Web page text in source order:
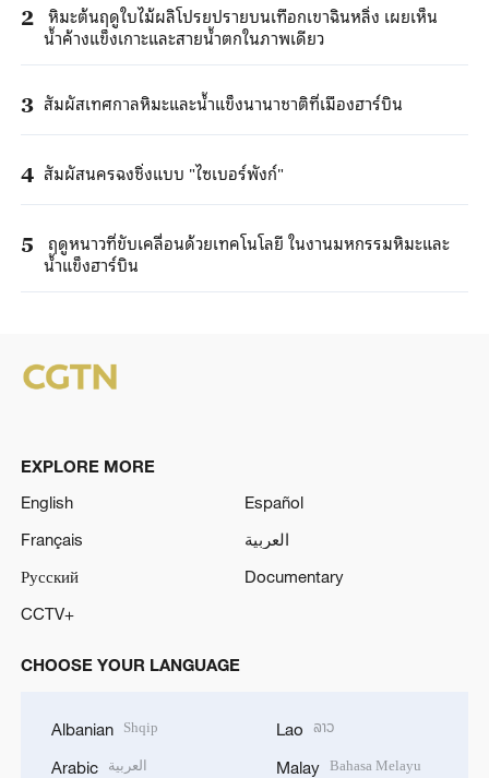
2 หิมะต้นฤดูใบไม้ผลิโปรยปรายบนเทือกเขาฉินหลิ่ง เผยเห็น
น้ำค้างแข็งเกาะและสายน้ำตกในภาพเดียว
3 สัมผัสเทศกาลหิมะและน้ำแข็งนานาชาติที่เมืองฮาร์บิน
4 สัมผัสนครฉงชิ่งแบบ "ไซเบอร์พังก์"
5
ฤดูหนาวที่ขับเคลื่อนด้วยเทคโนโลยี ในงานมหกรรมหิมะและ
น้ำแข็งฮาร์บิน
EXPLORE MORE
English
Español
Français
العربية
Русский
Documentary
CCTV+
CHOOSE YOUR LANGUAGE
Albanian Shqip
Arabic العربية
Lao ລາວ
Malay Bahasa Melayu